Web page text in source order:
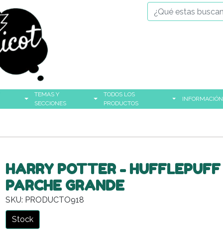
TEMAS Y
SECCIONES
TODOS LOS
PRODUCTOS
INFORMACIÓN
HARRY POTTER - HUFFLEPUFF
PARCHE GRANDE
SKU: PRODUCTO918
Stock